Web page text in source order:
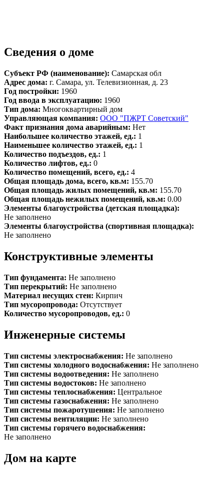
Сведения о доме
Субъект РФ (наименование): Самарская обл
Адрес дома: г. Самара, ул. Телевизионная, д. 23
Год постройки: 1960
Год ввода в эксплуатацию: 1960
Тип дома: Многоквартирный дом
Управляющая компания: ООО "ПЖРТ Советский"
Факт признания дома аварийным: Нет
Наибольшее количество этажей, ед.: 1
Наименьшее количество этажей, ед.: 1
Количество подъездов, ед.: 1
Количество лифтов, ед.: 0
Количество помещений, всего, ед.: 4
Общая площадь дома, всего, кв.м: 155.70
Общая площадь жилых помещений, кв.м: 155.70
Общая площадь нежилых помещений, кв.м: 0.00
Элементы благоустройства (детская площадка):
Не заполнено
Элементы благоустройства (спортивная площадка):
Не заполнено
Конструктивные элементы
Тип фундамента: Не заполнено
Тип перекрытий: Не заполнено
Материал несущих стен: Кирпич
Тип мусоропровода: Отсутствует
Количество мусоропроводов, ед.: 0
Инженерные системы
Тип системы электроснабжения: Не заполнено
Тип системы холодного водоснабжения: Не заполнено
Тип системы водоотведения: Не заполнено
Тип системы водостоков: Не заполнено
Тип системы теплоснабжения: Центральное
Тип системы газоснабжения: Не заполнено
Тип системы пожаротушения: Не заполнено
Тип системы вентиляции: Не заполнено
Тип системы горячего водоснабжения:
Не заполнено
Дом на карте